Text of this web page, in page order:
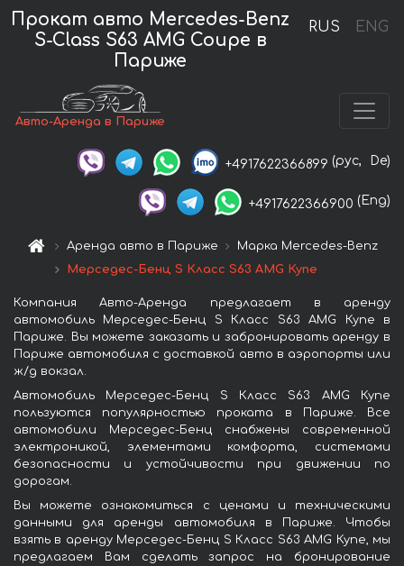
RUS ENG
Прокат авто Mercedes-Benz
S-Class S63 AMG Coupe в
Париже
Авто-Аренда в Париже
+4917622366899 (рус, De)
+4917622366900 (Eng)
Аренда авто в Париже
Марка Mercedes-Benz
Мерседес-Бенц S Класс S63 AMG Купе
Компания Авто-Аренда предлагает в аренду
автомобиль Мерседес-Бенц S Класс S63 AMG Купе в
Париже. Вы можете заказать и забронировать аренду в
Париже автомобиля с доставкой авто в аэропорты или
ж/д вокзал.
Автомобиль Мерседес-Бенц S Класс S63 AMG Купе
пользуются популярностью проката в Париже. Все
автомобили Мерседес-Бенц снабжены современной
электроникой, элементами комфорта, системами
безопасности и устойчивости при движении по
дорогам.
Вы можете ознакомиться с ценами и техническими
данными для аренды автомобиля в Париже. Чтобы
взять в аренду Мерседес-Бенц S Класс S63 AMG Купе, мы
предлагаем Вам сделать запрос на бронирование